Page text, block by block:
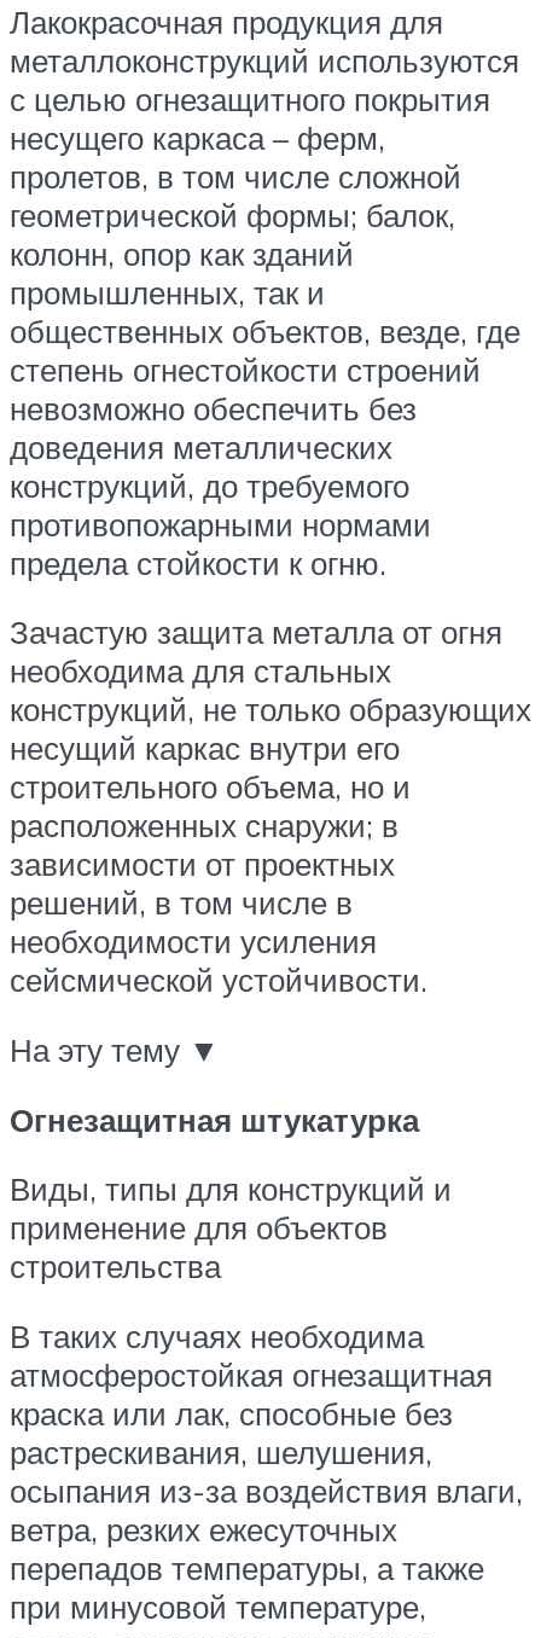
Лакокрасочная продукция для
металлоконструкций используются
с целью огнезащитного покрытия
несущего каркаса – ферм,
пролетов, в том числе сложной
геометрической формы; балок,
колонн, опор как зданий
промышленных, так и
общественных объектов, везде, где
степень огнестойкости строений
невозможно обеспечить без
доведения металлических
конструкций, до требуемого
противопожарными нормами
предела стойкости к огню.
Зачастую защита металла от огня
необходима для стальных
конструкций, не только образующих
несущий каркас внутри его
строительного объема, но и
расположенных снаружи; в
зависимости от проектных
решений, в том числе в
необходимости усиления
сейсмической устойчивости.
На эту тему ▼
Огнезащитная штукатурка
Виды, типы для конструкций и
применение для объектов
строительства
В таких случаях необходима
атмосферостойкая огнезащитная
краска или лак, способные без
растрескивания, шелушения,
осыпания из-за воздействия влаги,
ветра, резких ежесуточных
перепадов температуры, а также
при минусовой температуре,